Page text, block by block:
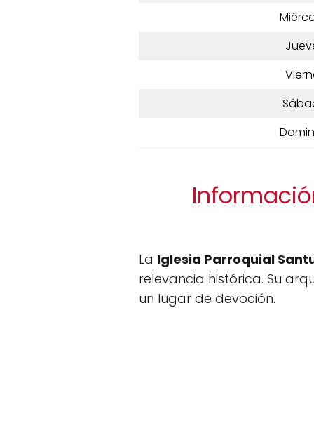
La Iglesia Parroquial
relevancia histórica. Su
un lugar de devoción.